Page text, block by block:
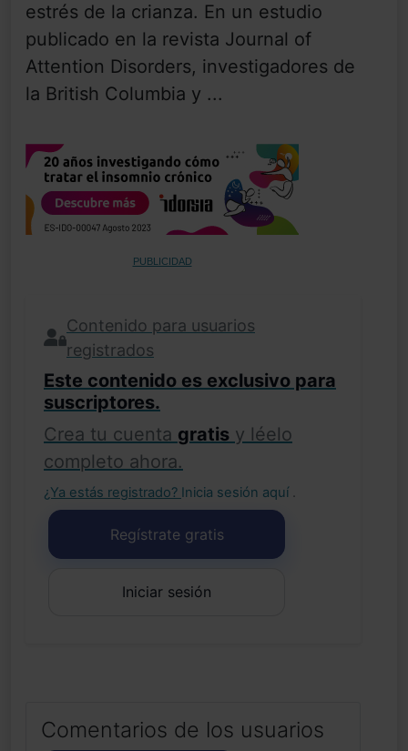
estrés de la crianza. En un estudio
publicado en la revista Journal of
Attention Disorders, investigadores de
la British Columbia y ...
PUBLICIDAD
Contenido para usuarios
registrados
Este contenido es exclusivo para
suscriptores.
Crea tu cuenta gratis y léelo
completo ahora.
¿Ya estás registrado? Inicia sesión aquí .
Regístrate gratis
Iniciar sesión
Comentarios de los usuarios